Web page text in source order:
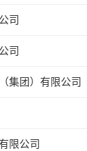
司
司
集团）有限公司
限公司